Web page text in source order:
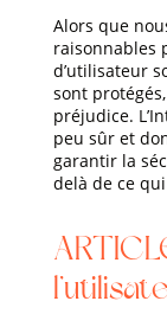
Alors que
raisonnables
d’utilisateur
sont
préjudice.
peu sûr et
garantir la
delà de ce